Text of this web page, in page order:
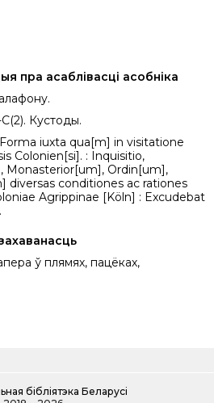
пра асаблівасці асобніка
C(2). Кустоды.
iuxta qua[m] in visitatione
Colonien[si]. : Inquisitio,
Monasterior[um], Ordin[um],
diversas conditiones ac rationes
Agrippinae [Köln] : Excudebat
ў плямях, пацёках,
бібліятэка Беларусі